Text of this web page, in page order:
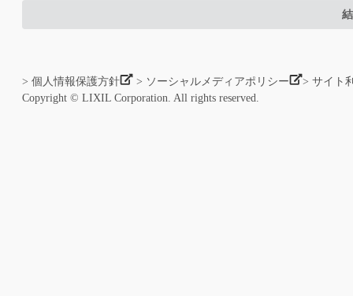
> 個人情報保護方針 > ソーシャルメディアポリシー
> サイト
Copyright © LIXIL Corporation. All rights reserved.